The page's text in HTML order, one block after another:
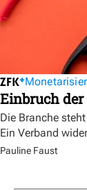
Einbruch der
Die Branche
Ein Verband
Pauline Faust